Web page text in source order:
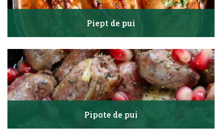
Piept de pui
Pipote de pui